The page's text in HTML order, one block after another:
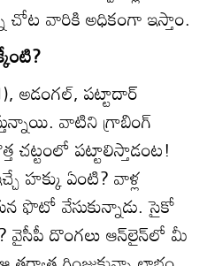
చోట వారికి అధికంగా ఇస్తాం.
అడంగల్‌, పట్టాదార్‌
వాటిని గ్రాబింగ్‌
చట్టంలో పట్టాలిస్తాడంట!
హక్కు ఏంటి? వాళ్ల
ఫొటో వేసుకున్నాడు. సైకో
వైసీపీ దొంగలు ఆన్‌లైన్‌లో మీ